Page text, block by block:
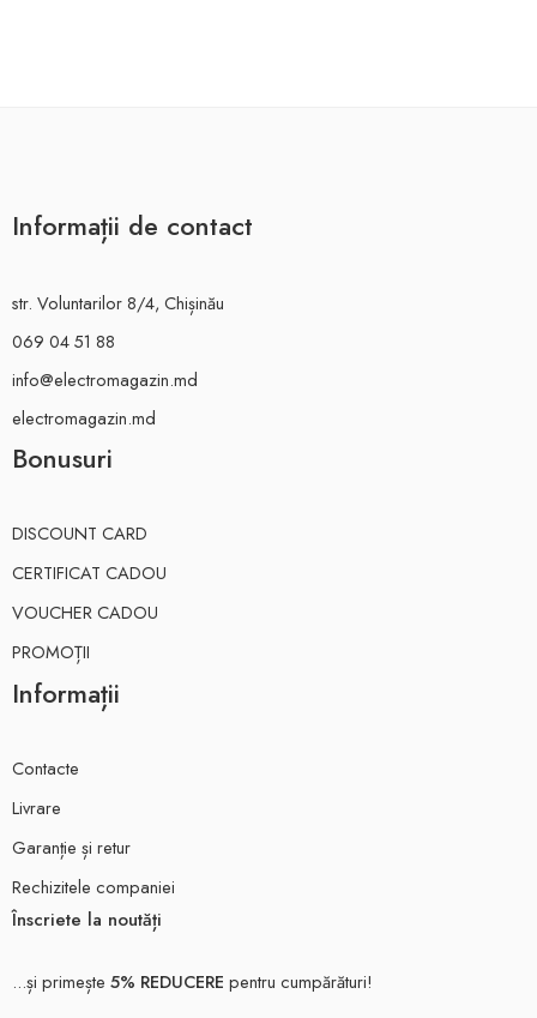
Informații de contact
str. Voluntarilor 8/4, Chișinău
069 04 51 88
info@electromagazin.md
electromagazin.md
Bonusuri
DISCOUNT CARD
CERTIFICAT CADOU
VOUCHER CADOU
PROMOȚII
Informații
Contacte
Livrare
Garanție și retur
Rechizitele companiei
Înscriete la noutăți
...și primește 5% REDUCERE pentru cumpărături!